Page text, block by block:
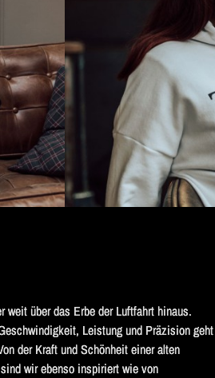
weit über das Erbe der Luftfahrt hinaus.
Leistung und Präzision geht
der Kraft und Schönheit einer alten
wir ebenso inspiriert wie von